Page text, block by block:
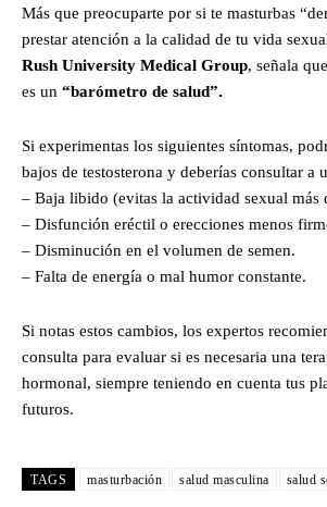
Más que preocuparte por si te masturbas
prestar atención a la calidad de tu vida
Rush University Medical Group, señala
es un “barómetro de salud”.
Si experimentas los siguientes síntomas,
bajos de testosterona y deberías consultar a
– Baja libido (evitas la actividad sexual más
– Disfunción eréctil o erecciones menos
– Disminución en el volumen de semen.
– Falta de energía o mal humor constante.
Si notas estos cambios, los expertos
consulta para evaluar si es necesaria una
hormonal, siempre teniendo en cuenta tus
futuros.
TAGS masturbación salud masculina salud